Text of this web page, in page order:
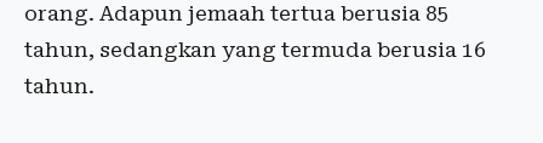
orang. Adapun jemaah tertua berusia 85
tahun, sedangkan yang termuda berusia 16
tahun.